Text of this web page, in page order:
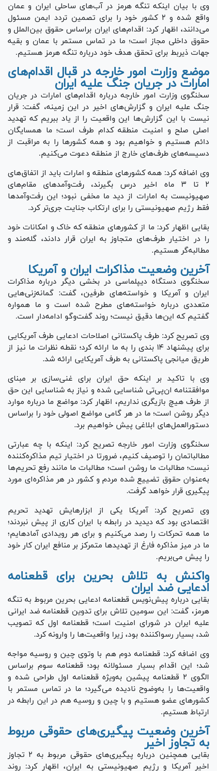
وی با بیان اینکه تنگه هرمز در آب‌های ساحلی ایران و عمان
واقع شده و ۲ کشور خود را برای تصمین تردد ایمن مسئول
می‌دانند، اظهار کرد: اقدام‌های ایران براساس حقوق بین‌الملل و
حقوق داخلی مجاز است؛ ما در تماس مستمر با عمان و بقیه
جهات ذیربط برای تحقق هدف خود درباره تنگه هرمز هستیم.
موضع وزارت امور خارجه در قبال اقدام‌های
امارات در جریان جنگ علیه ایران
سخنگوی وزارت امور خارجه درباره اقدام‌های امارات در جریان
جنگ علیه ایران و گزارش‌های اخیر در این زمینه، گفت: قرار
نیست با این گزارش‌ها این واقعیت را از یاد ببریم که تهدید
اصلی صلح و امنیت منطقه کدام طرف است؛ ما همسایگان
دائم هستیم و خواهیم بود و همه کشور‌ها را به مراقبت از
دسیسه‌های طرف‌های خارج از منطقه دعوت می‌کنیم.
وی اضافه کرد: همه کشور‌های منطقه و امارات باید از اتفاق‌های
۲ تا ۳ ماه اخیر درس بگیرند، رفت‌وآمد‌های مقام‌های
صهیونیست به امارات از دید ما مخفی نبود؛ این رفت‌وآمد‌ها
فقط رژیم صهیونیستی را برای ارتکاب جنایت جری‌تر کرد.
بقایی اظهار کرد: ما از کشور‌های منطقه که خاک و امکانات خود
را در اختیار طرف‌های متجاوز به ایران قرار دادند، گله‌مند و
مطالبه‌گر هستیم.
آخرین وضعیت مذاکرات ایران و آمریکا
سخنگوی دستگاه دیپلماسی در بخشی دیگر درباره مذاکرات
ایران و آمریکا و خواسته‌های طرفین، گفت: گمانه‌زنی‌هایی
متعددی درباره خواسته‌های مطرح شده است و ما همواره
گفتیم که این‌ها دقیق نیست؛ روند گفت‌و‌گو ادامه‌دار است.
وی تصریح کرد: طرف پاکستانی اصلاحات ادعایی طرف آمریکایی
برای پیشنهاد ۱۴ بندی را به ما ارائه کرد؛ نقطه نظرات ما نیز از
طریق میانجی پاکستانی به طرف آمریکایی ارائه شد.
وی با تاکید بر اینکه حق ایران برای غنی‌سازی بر مبنای
موافقتنامه ان‌پی‌تی شناسایی شده و نیاز به شناسایی این حق
از طرف هیچ بازیگری نداریم، اظهار کرد: مواضع ما درباره موارد
دیگر روشن است؛ ما در هر گامی مواضع اصولی خود را براساس
دستورالعمل‌های ابلاغی پیش خواهیم برد.
سخنگوی وزارت امور خارجه تصریح کرد: اینکه با چه عبارتی
مطالباتمان را توصیف کنیم، ضرورتا در اختیار تیم مذاکره‌کننده
نیست؛ مطالبات ما روشن است؛ مطالبات ما مانند رفع تحریم‌ها
به‌عنوان حقوق تضییع شده مردم و کشور در هر مذاکره‌ای مورد
پیگیری قرار خواهد گرفت.
وی تصریح کرد: آمریکا یکی از ابزارهایش تهدید تحریم
اقتصادی بود که دیدید در رابطه با ایران کاری از پیش نبردند؛
ما همه تحرکات را رصد می‌کنیم و برای هر رویدادی آماده‎ایم؛
ما در میز مذاکره فارغ از تهدید‌ها متمرکز بر منافع ایران کار خود
را پیش می‌بریم.
واکنش به تلاش بحرین برای قطعنامه
ادعایی ضد ایران
بقایی درباره پیش‌نویس قطعنامه ادعایی بحرین مربوط به تنگه
هرمز، گفت: این سومین تلاش برای تدوین قطعنامه ضد ایرانی
علیه ایران در شورای امنیت است؛ قطعنامه اول که تصویب
شد، بسیار رسواکننده بود، زیرا واقعیت‌ها را وارونه کرد.
وی اضافه کرد: قطعنامه دوم هم با وتوی چین و روسیه مواجه
شد؛ این اقدام بسیار مسئولانه بود؛ قطعنامه سوم براساس
الگوی ۲ قطعنامه پیشین به‌ویژه قطعنامه اول طراحی شده و
واقعیت‌ها را به‌وضوح نادیده می‌گیرد؛ ما در تماس مستمر با
کشور‌های عضو هستیم و با چین و روسیه هم در این رابطه در
ارتباط هستیم.
آخرین وضعیت پیگیری‌های حقوقی مربوط
به تجاوز اخیر
بقایی همچنین درباره پیگیری‌های حقوقی مربوط به ۲ تجاوز
اخیر آمریکا و رژیم صهیونیستی به ایران، اظهار کرد: روند